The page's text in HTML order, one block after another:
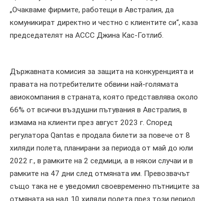
„Очакваме фирмите, работещи в Австралия, да
комуникират директно и честно с клиентите си“, каза
председателят на ACCC Джина Кас-Готлиб.
Държавната комисия за защита на конкуренцията и
правата на потребителите обвини най-голямата
авиокомпания в страната, която представлява около
66% от всички въздушни пътувания в Австралия, в
измама на клиенти през август 2023 г. Според
регулатора Qantas е продала билети за повече от 8
хиляди полета, планирани за периода от май до юли
2022 г., в рамките на 2 седмици, а в някои случаи и в
рамките на 47 дни след отмяната им. Превозвачът
също така не е уведомил своевременно пътниците за
отмяната на над 10 хиляди полета през този период.